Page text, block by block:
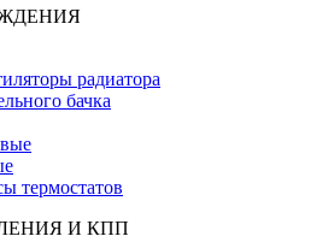
радиатора
бачка
термостатов
И КПП